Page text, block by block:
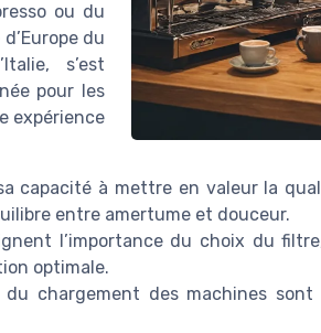
ou du
du
s’est
pour les
expérience
capacité à mettre en valeur la
entre amertume et douceur.
l’importance du choix du
optimale.
chargement des machines sont